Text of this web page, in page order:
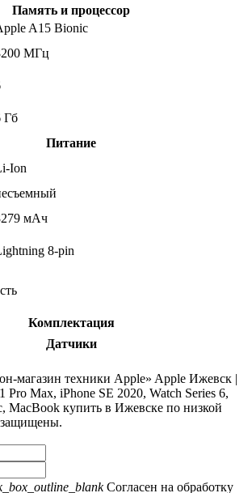
Память и процессор
A15 Bionic
МГц
Гб
Питание
Ion
мАч
8-pin
Комплектация
Датчики
магазин техники Apple» Apple Ижевск |
Pro Max, iPhone SE 2020, Watch Series 6,
MacBook купить в Ижевске по низкой
Согласен на обработку